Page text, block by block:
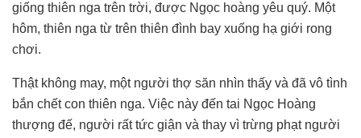
giống thiên nga trên trời, được Ngọc hoàng yêu quý. Một
hôm, thiên nga từ trên thiên đình bay xuống hạ giới rong
chơi.
Thật không may, một người thợ săn nhìn thấy và đã vô tình
bắn chết con thiên nga. Việc này đến tai Ngọc Hoàng
thượng đế, người rất tức giận và thay vì trừng phạt người